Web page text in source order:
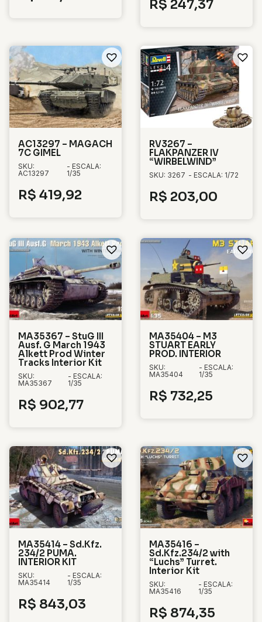
R$ 247,37
AC13297 – MAGACH
7C GIMEL
SKU:
AC13297
- ESCALA:
1/35
R$ 419,92
RV3267 –
FLAKPANZER IV
“WIRBELWIND”
SKU: 3267 - ESCALA: 1/72
R$ 203,00
MA35367 – StuG III
Ausf. G March 1943
Alkett Prod Winter
Tracks Interior Kit
SKU:
MA35367
- ESCALA:
1/35
R$ 902,77
MA35404 – M3
STUART EARLY
PROD. INTERIOR
SKU:
MA35404
- ESCALA:
1/35
R$ 732,25
MA35414 – Sd.Kfz.
234/2 PUMA.
INTERIOR KIT
SKU:
MA35414
- ESCALA:
1/35
R$ 843,03
MA35416 –
Sd.Kfz.234/2 with
“Luchs” Turret.
Interior Kit
SKU:
MA35416
- ESCALA:
1/35
R$ 874,35